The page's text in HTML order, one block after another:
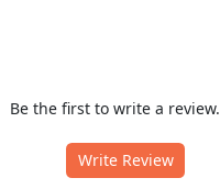
Be the first to write a review.
Write Review